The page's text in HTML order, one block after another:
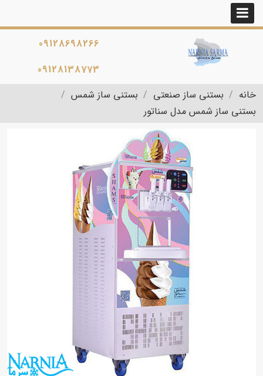
09128698266
09128138773
خانه
بستنی ساز صنعتی
بستنی ساز شمس
بستنی ساز شمس مدل سناتور